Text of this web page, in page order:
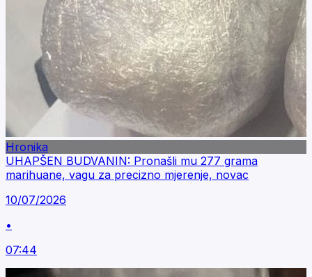
Hronika
UHAPŠEN BUDVANIN: Pronašli mu 277 grama
marihuane, vagu za precizno mjerenje, novac
10/07/2026
•
07:44